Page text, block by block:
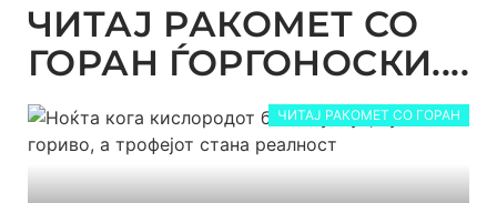
ЧИТАЈ РАКОМЕТ СО
ГОРАН ЃОРГОНОСКИ....
ЧИТАЈ РАКОМЕТ СО ГОРАН